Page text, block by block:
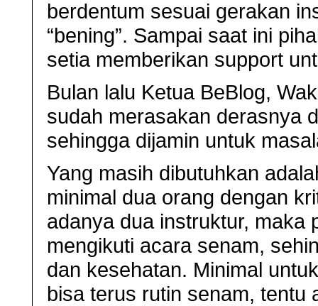
berdentum sesuai gerakan
“bening”. Sampai saat ini
setia memberikan support
Bulan lalu Ketua BeBlog,
sudah merasakan derasnya
sehingga dijamin untuk
Yang masih dibutuhkan
minimal dua orang dengan
adanya dua instruktur, maka
mengikuti acara senam,
dan kesehatan. Minimal
bisa terus rutin senam, tentu